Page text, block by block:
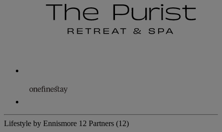
Lifestyle by Ennismore 12 Partners (12)